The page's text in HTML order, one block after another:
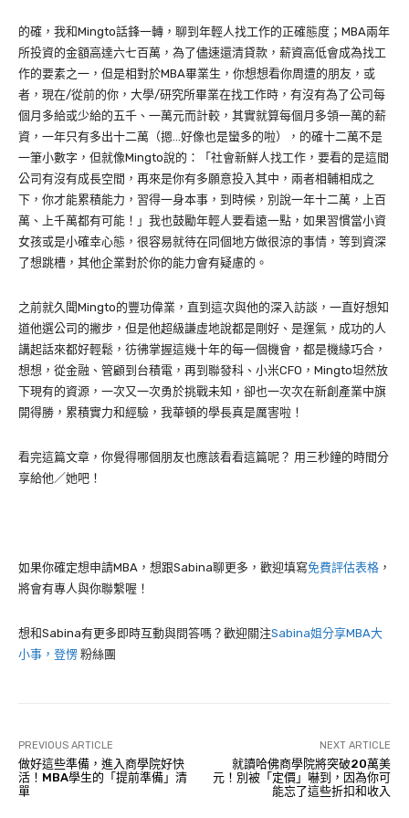
的確，我和Mingto話鋒一轉，聊到年輕人找工作的正確態度；MBA兩年
所投資的金額高達六七百萬，為了儘速還清貸款，薪資高低會成為找工
作的要素之一，但是相對於MBA畢業生，你想想看你周遭的朋友，或
者，現在/從前的你，大學/研究所畢業在找工作時，有沒有為了公司每
個月多給或少給的五千、一萬元而計較，其實就算每個月多領一萬的薪
資，一年只有多出十二萬（摁…好像也是蠻多的啦），的確十二萬不是
一筆小數字，但就像Mingto說的：「社會新鮮人找工作，要看的是這間
公司有沒有成長空間，再來是你有多願意投入其中，兩者相輔相成之
下，你才能累積能力，習得一身本事，到時候，別說一年十二萬，上百
萬、上千萬都有可能！」我也鼓勵年輕人要看遠一點，如果習慣當小資
女孩或是小確幸心態，很容易就待在同個地方做很涼的事情，等到資深
了想跳槽，其他企業對於你的能力會有疑慮的。
之前就久聞Mingto的豐功偉業，直到這次與他的深入訪談，一直好想知
道他選公司的撇步，但是他超級謙虛地說都是剛好、是運氣，成功的人
講起話來都好輕鬆，彷彿掌握這幾十年的每一個機會，都是機緣巧合，
想想，從金融、管顧到台積電，再到聯發科、小米CFO，Mingto坦然放
下現有的資源，一次又一次勇於挑戰未知，卻也一次次在新創產業中旗
開得勝，累積實力和經驗，我華頓的學長真是厲害啦！
看完這篇文章，你覺得哪個朋友也應該看看這篇呢？ 用三秒鐘的時間分
享給他／她吧！
如果你確定想申請MBA，想跟Sabina聊更多，歡迎填寫免費評估表格 ，
將會有專人與你聯繫喔！
想和Sabina有更多即時互動與問答嗎？歡迎關注Sabina姐分享MBA大
小事，登愣 粉絲團
PREVIOUS ARTICLE
做好這些準備，進入商學院好快
活！MBA學生的「提前準備」清
單
NEXT ARTICLE
就讀哈佛商學院將突破20萬美
元！別被「定價」嚇到，因為你可
能忘了這些折扣和收入